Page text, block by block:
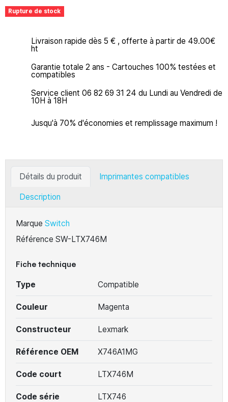
Rupture de stock
Livraison rapide dès 5 € , offerte à partir de 49.00€
ht
Garantie totale 2 ans - Cartouches 100% testées et
compatibles
Service client 06 82 69 31 24 du Lundi au Vendredi de
10H à 18H
Jusqu'à 70% d'économies et remplissage maximum !
Détails du produit Imprimantes compatibles
Description
Marque Switch
Référence SW-LTX746M
Fiche technique
Type Compatible
Couleur Magenta
Constructeur Lexmark
Référence OEM X746A1MG
Code court LTX746M
Code série LTX746